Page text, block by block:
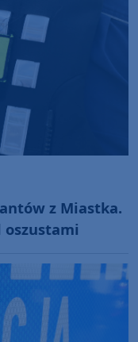
z Miastka.